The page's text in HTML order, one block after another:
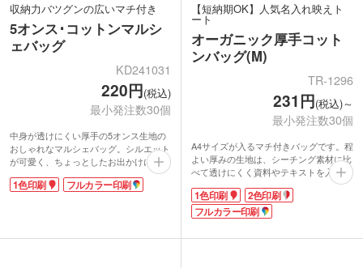
収納力バツグンの広いマチ付き
5オンス･コットンマルシ
ェバッグ
KD241031
220円(税込)
最小発注数30個
中身が透けにくい厚手の5オンス生地の
おしゃれなマルシェバッグ。シルエット
が可愛く、ちょっとしたお出かけにもお
すすめです。A4サイズが収納できて、
広めのマチは角底。たっぷり荷物が入り
ロゴなど名入れ部分が映えるオリジナル
1色印刷 フルカラー印刷
【短納期OK】人気名入れ映えト
ート
オーガニック厚手コット
ンバッグ(M)
TR-1296
231円(税込)～
最小発注数30個
A4サイズが入るマチ付きバッグです。程
よい厚みの生地は、シーチング素材に比
べて透けにくく資料やテキストを入れる
サブバッグにぴったりです。バッグの内
側にはオーガニックコットンのタグ付
き。地球環境に配慮されたエコ素材は
1色・2色・フルカラーで印刷可能。印刷
1色印刷
2色印刷
フルカラー印刷